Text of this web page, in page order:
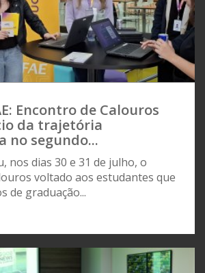
Encontro de Calouros
da trajetória
no segundo...
nos dias 30 e 31 de julho, o
voltado aos estudantes que
de graduação...